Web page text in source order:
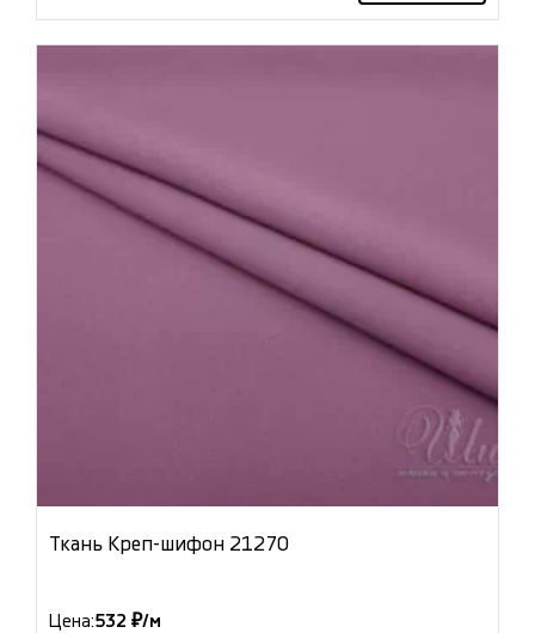
Ткань Креп-шифон 21270
Цена:532 ₽/м